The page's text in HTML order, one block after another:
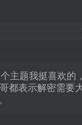
主题我挺喜欢的
都表示解密需要